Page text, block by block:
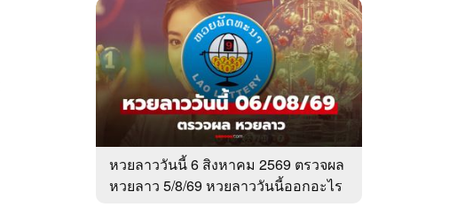
หวยลาววันนี้ 6 สิงหาคม 2569 ตรวจผล
หวยลาว 5/8/69 หวยลาววันนี้ออกอะไร